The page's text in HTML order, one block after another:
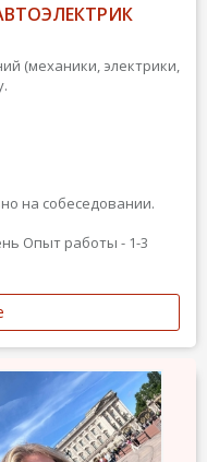
(механики, электрики,
на собеседовании.
Опыт работы - 1-3